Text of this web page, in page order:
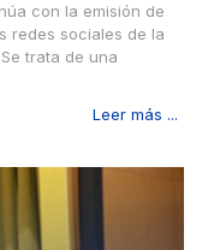
con la emisión de
redes sociales de la
trata de una
Leer más ...